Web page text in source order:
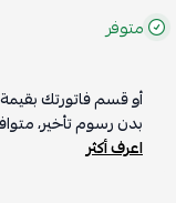
متوفر
أو قسم فاتورتك بقيمة
بدون رسوم تأخير،
اعرف أكثر